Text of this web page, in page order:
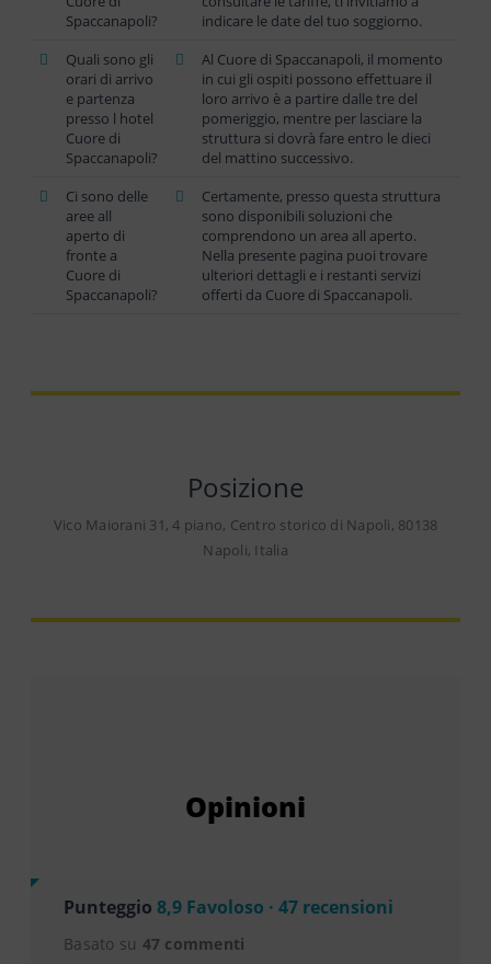
Spaccanapoli?
indicare le date del tuo soggiorno.
Quali sono gli
orari di arrivo
e partenza
presso l hotel
Cuore di
Spaccanapoli?
Al Cuore di Spaccanapoli, il momento
in cui gli ospiti possono effettuare il
loro arrivo è a partire dalle tre del
pomeriggio, mentre per lasciare la
struttura si dovrà fare entro le dieci
del mattino successivo.
Ci sono delle
aree all
aperto di
fronte a
Cuore di
Spaccanapoli?
Certamente, presso questa struttura
sono disponibili soluzioni che
comprendono un area all aperto.
Nella presente pagina puoi trovare
ulteriori dettagli e i restanti servizi
offerti da Cuore di Spaccanapoli.
Posizione
Vico Maiorani 31, 4 piano, Centro storico di Napoli, 80138
Napoli, Italia
Opinioni
Punteggio 8,9 Favoloso · 47 recensioni
Basato su 47 commenti